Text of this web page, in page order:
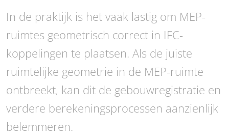
In de praktijk is het vaak lastig om MEP-
ruimtes geometrisch correct in IFC-
koppelingen te plaatsen. Als de juiste
ruimtelijke geometrie in de MEP-ruimte
ontbreekt, kan dit de gebouwregistratie en
verdere berekeningsprocessen aanzienlijk
belemmeren.